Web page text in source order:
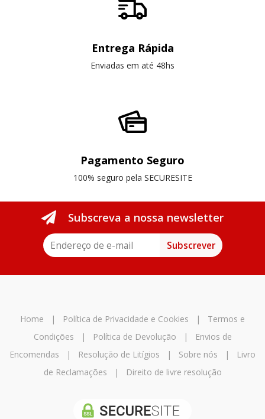
Entrega Rápida
Enviadas em até 48hs
Pagamento Seguro
100% seguro pela SECURESITE
Subscreva a nossa newsletter
Subscrever
Home | Política de Privacidade e Cookies | Termos e
Condições | Política de Devolução |
Envios de
Encomendas | Resolução de Litígios | Sobre nós |
Livro
de Reclamações | Direito de livre resolução